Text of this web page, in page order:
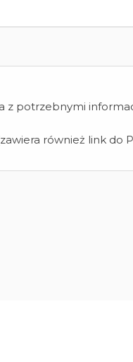
z potrzebnymi
również link do